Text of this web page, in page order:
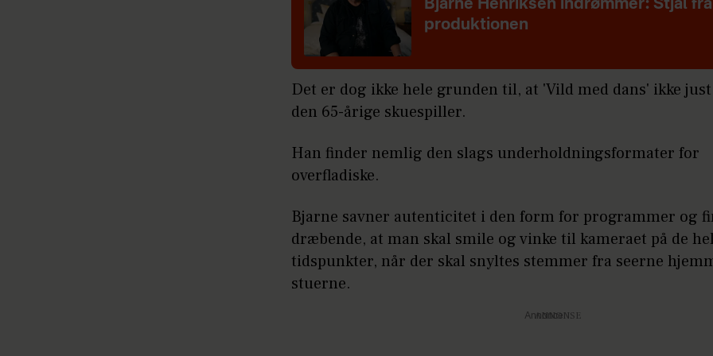
Bjarne Henriksen indrømmer: Stjal fra
produktionen
Det er dog ikke hele grunden til, at 'Vild med dans' ikke
den 65-årige skuespiller.
Han finder nemlig den slags underholdningsformater for
overfladiske.
Bjarne savner autenticitet i den form for programmer og
dræbende, at man skal smile og vinke til kameraet på de
tidspunkter, når der skal snyltes stemmer fra seerne
stuerne.
Annonce